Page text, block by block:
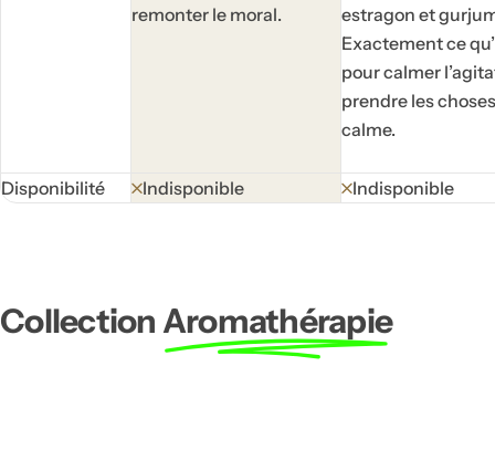
t
t
u
e
l
remonter le moral.
estragon et
Exactement ce
pour calmer
prendre les
calme.
Disponibilité Indisponible Indisponible
Collection Aromathérapie